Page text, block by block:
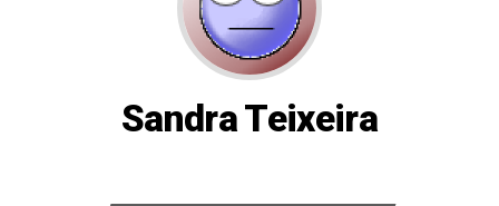
Sandra Teixeira